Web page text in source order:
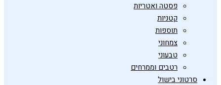
פסטה ואטריות
קטניות
תוספות
צמחוני
טבעוני
רטבים וממרחים
סרטוני בישול